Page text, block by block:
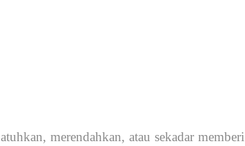
merendahkan, atau sekadar memberi